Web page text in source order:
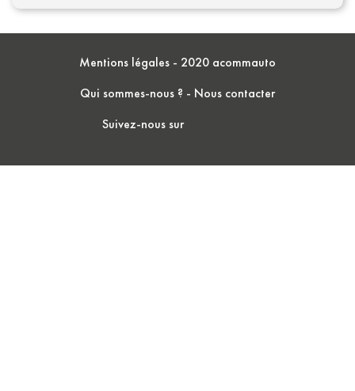
Mentions légales - 2020 acommauto
Qui sommes-nous ? - Nous contacter
Suivez-nous sur